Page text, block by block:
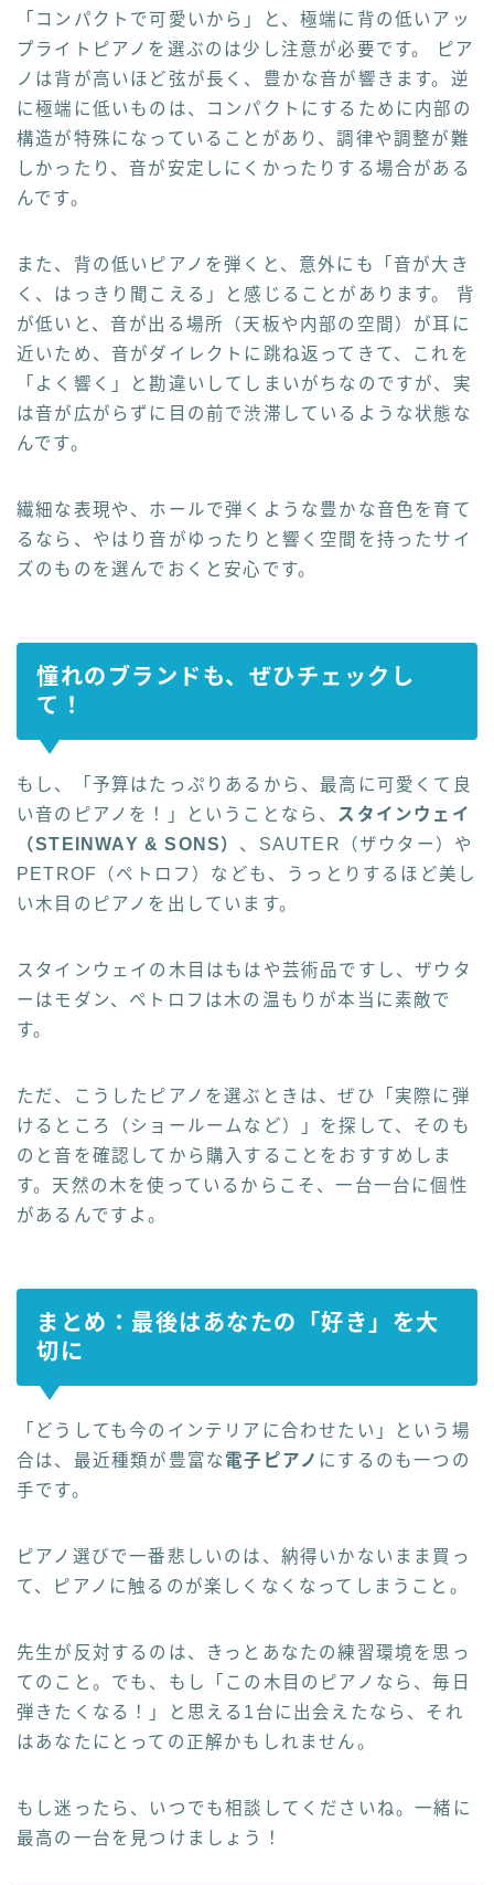
「コンパクトで可愛いから」と、極端に背の低いアッ
プライトピアノを選ぶのは少し注意が必要です。 ピア
ノは背が高いほど弦が長く、豊かな音が響きます。逆
に極端に低いものは、コンパクトにするために内部の
構造が特殊になっていることがあり、調律や調整が難
しかったり、音が安定しにくかったりする場合がある
んです。
また、背の低いピアノを弾くと、意外にも「音が大き
く、はっきり聞こえる」と感じることがあります。 背
が低いと、音が出る場所（天板や内部の空間）が耳に
近いため、音がダイレクトに跳ね返ってきて、これを
「よく響く」と勘違いしてしまいがちなのですが、実
は音が広がらずに目の前で渋滞しているような状態な
んです。
繊細な表現や、ホールで弾くような豊かな音色を育て
るなら、やはり音がゆったりと響く空間を持ったサイ
ズのものを選んでおくと安心です。
憧れのブランドも、ぜひチェックし
て！
もし、「予算はたっぷりあるから、最高に可愛くて良
い音のピアノを！」ということなら、 スタインウェイ
（STEINWAY & SONS） 、SAUTER（ザウター）や
PETROF（ペトロフ）なども、うっとりするほど美し
い木目のピアノを出しています。
スタインウェイの木目はもはや芸術品ですし、ザウタ
ーはモダン、ペトロフは木の温もりが本当に素敵で
す。
ただ、こうしたピアノを選ぶときは、ぜひ「実際に弾
けるところ（ショールームなど）」を探して、そのも
のと音を確認してから購入することをおすすめしま
す。天然の木を使っているからこそ、一台一台に個性
があるんですよ。
まとめ：最後はあなたの「好き」を大
切に
「どうしても今のインテリアに合わせたい」という場
合は、最近種類が豊富な電子ピアノ にするのも一つの
手です。
ピアノ選びで一番悲しいのは、納得いかないまま買っ
て、ピアノに触るのが楽しくなくなってしまうこと。
先生が反対するのは、きっとあなたの練習環境を思っ
てのこと。でも、もし「この木目のピアノなら、毎日
弾きたくなる！」と思える1台に出会えたなら、それ
はあなたにとっての正解かもしれません。
もし迷ったら、いつでも相談してくださいね。一緒に
最高の一台を見つけましょう！